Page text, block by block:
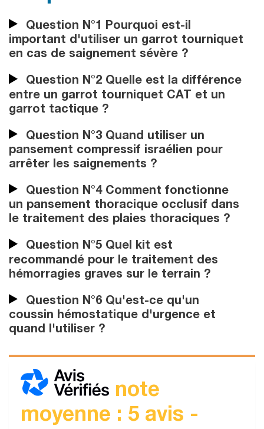
Question N°1 Pourquoi est-il
important d'utiliser un garrot tourniquet
en cas de saignement sévère ?
Question N°2 Quelle est la différence
entre un garrot tourniquet CAT et un
garrot tactique ?
Question N°3 Quand utiliser un
pansement compressif israélien pour
arrêter les saignements ?
Question N°4 Comment fonctionne
un pansement thoracique occlusif dans
le traitement des plaies thoraciques ?
Question N°5 Quel kit est
recommandé pour le traitement des
hémorragies graves sur le terrain ?
Question N°6 Qu'est-ce qu'un
coussin hémostatique d'urgence et
quand l'utiliser ?
note
moyenne : 5 avis -